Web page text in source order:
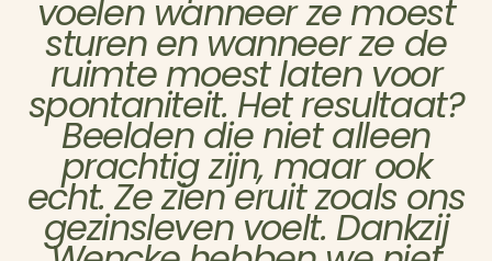
voelen wanneer ze moest
sturen en wanneer ze de
ruimte moest laten voor
spontaniteit. Het resultaat?
Beelden die niet alleen
prachtig zijn, maar ook
echt. Ze zien eruit zoals ons
gezinsleven voelt. Dankzij